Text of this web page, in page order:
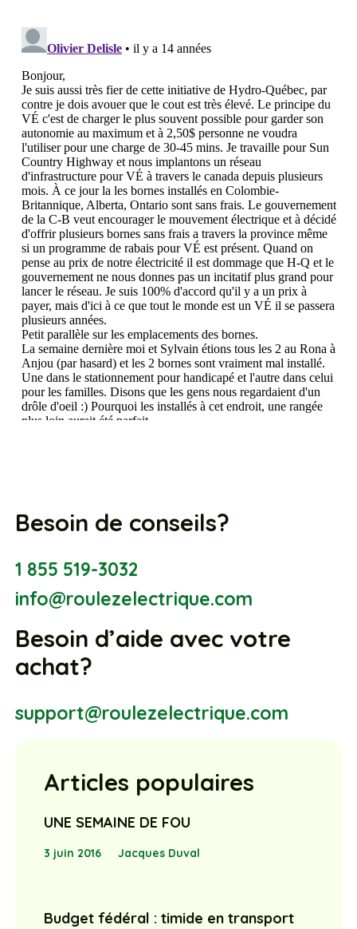
Besoin de conseils?
1 855 519-3032
info@roulezelectrique.com
Besoin d’aide avec votre
achat?
support@roulezelectrique.com
Articles populaires
UNE SEMAINE DE FOU
3 juin 2016 Jacques Duval
Budget fédéral : timide en transport